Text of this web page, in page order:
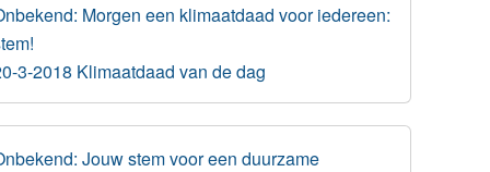
Morgen een klimaatdaad voor iedereen:
3-2018 Klimaatdaad van de dag
Jouw stem voor een duurzame